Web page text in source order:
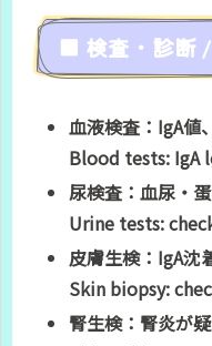
■ 検査・診断
血液検査：IgA値
Blood tests: IgA
尿検査：血尿・
Urine tests:
皮膚生検：IgA沈
Skin biopsy:
腎生検：腎炎が